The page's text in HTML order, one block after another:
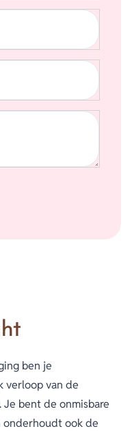
ben je
verloop van de
bent de onmisbare
ook de